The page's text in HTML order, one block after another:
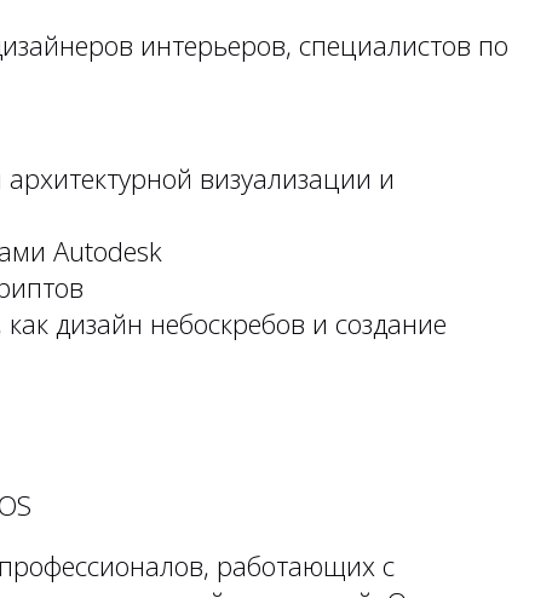
интерьеров, специалистов по
визуализации и
Autodesk
дизайн небоскребов и создание
работающих с